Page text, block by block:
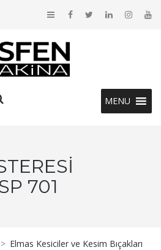
MENU
701
> Elmas Kesiciler ve Kesim Bıçakları